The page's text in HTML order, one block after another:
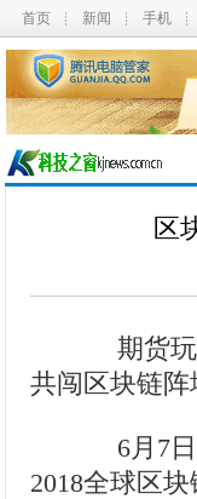
首页 新闻 手机
区
期货玩
共闯区块链阵
6月7日
2018全球区